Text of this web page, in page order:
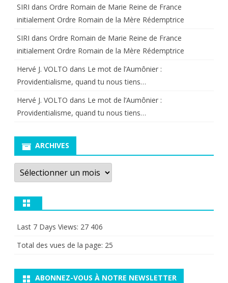
SIRI dans Ordre Romain de Marie Reine de France
initialement Ordre Romain de la Mère Rédemptrice
SIRI dans Ordre Romain de Marie Reine de France
initialement Ordre Romain de la Mère Rédemptrice
Hervé J. VOLTO dans Le mot de l’Aumônier :
Providentialisme, quand tu nous tiens…
Hervé J. VOLTO dans Le mot de l’Aumônier :
Providentialisme, quand tu nous tiens…
ARCHIVES
Archives
Last 7 Days Views: 27 406
Total des vues de la page: 25
ABONNEZ-VOUS À NOTRE NEWSLETTER